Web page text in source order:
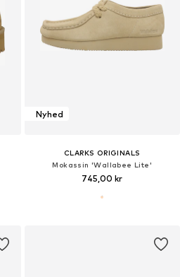
Nyhed
CLARKS ORIGINALS
Mokassin 'Wallabee Lite'
745,00 kr